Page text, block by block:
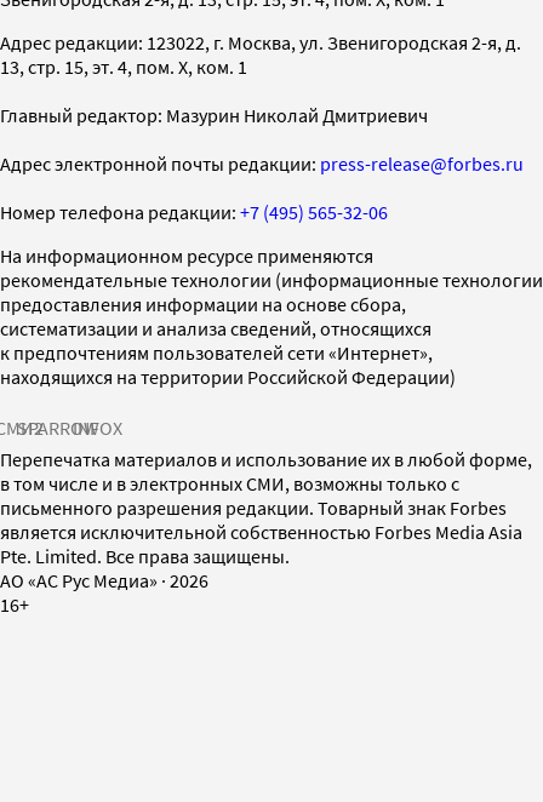
Адрес редакции: 123022, г. Москва, ул. Звенигородская 2-я, д.
13, стр. 15, эт. 4, пом. X, ком. 1
Главный редактор: Мазурин Николай Дмитриевич
Адрес электронной почты редакции: press-release@forbes.ru
Номер телефона редакции: +7 (495) 565-32-06
На информационном ресурсе применяются
рекомендательные технологии (информационные технологии
предоставления информации на основе сбора,
систематизации и анализа сведений, относящихся
к предпочтениям пользователей сети «Интернет»,
находящихся на территории Российской Федерации)
SPARROWINFOX
Перепечатка материалов и использование их в любой форме,
в том числе и в электронных СМИ, возможны только с
письменного разрешения редакции. Товарный знак Forbes
является исключительной собственностью Forbes Media Asia
Pte. Limited. Все права защищены.
AO «АС Рус Медиа» · 2026
16+